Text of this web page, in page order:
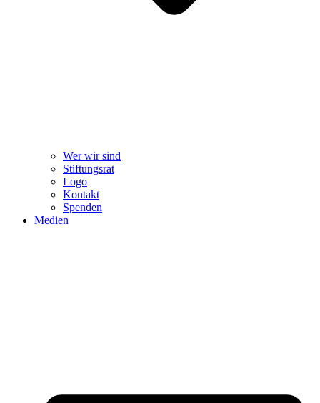
Wer wir sind
Stiftungsrat
Logo
Kontakt
Spenden
Medien